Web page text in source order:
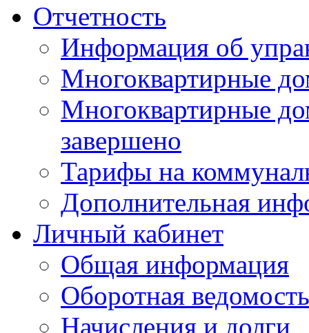
Отчетность
Информация об
Многоквартирные
Многоквартирные
завершено
Тарифы на
Дополнительная
Личный кабинет
Общая информация
Оборотная ведомость
Начисления и долги